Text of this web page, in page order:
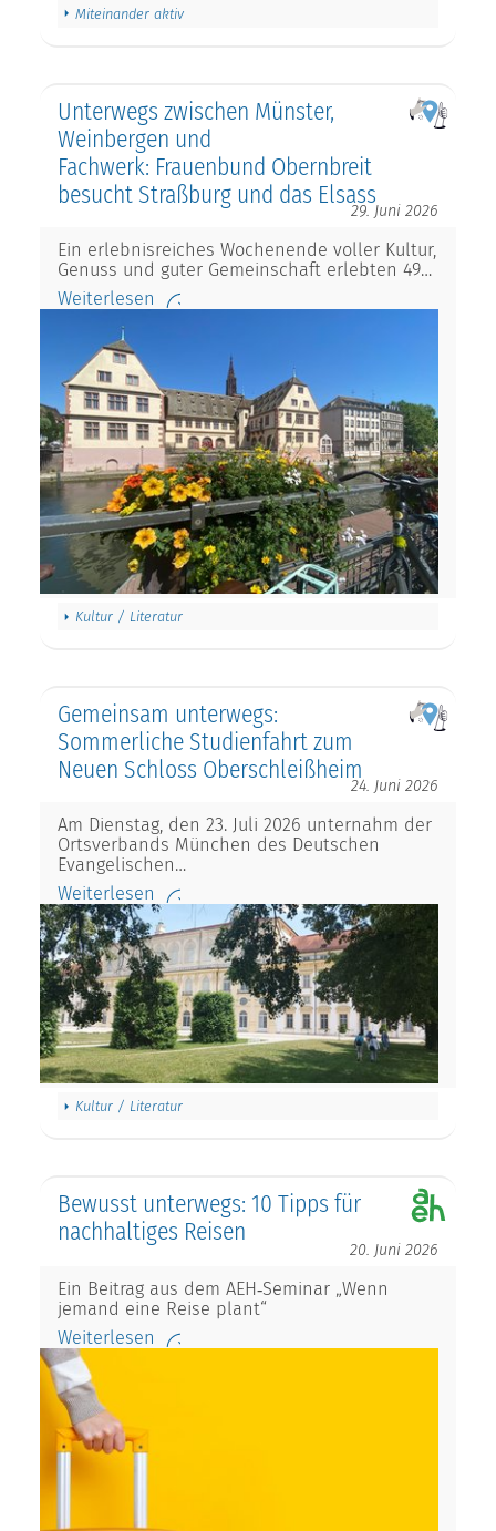
Miteinander aktiv
Unterwegs zwischen Münster,
Weinbergen und
Fachwerk: Frauenbund Obernbreit
besucht Straßburg und das Elsass
29. Juni 2026
Ein erlebnisreiches Wochenende voller Kultur,
Genuss und guter Gemeinschaft erlebten 49…
Weiterlesen
Kultur / Literatur
Gemeinsam unterwegs:
Sommerliche Studienfahrt zum
Neuen Schloss Oberschleißheim
24. Juni 2026
Am Dienstag, den 23. Juli 2026 unternahm der
Ortsverbands München des Deutschen
Evangelischen…
Weiterlesen
Kultur / Literatur
Bewusst unterwegs: 10 Tipps für
nachhaltiges Reisen
20. Juni 2026
Ein Beitrag aus dem AEH‑Seminar „Wenn
jemand eine Reise plant“
Weiterlesen